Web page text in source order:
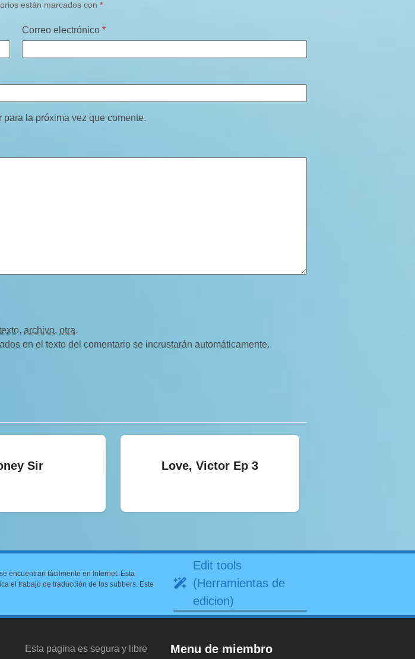
están marcados con *
Correo electrónico *
la próxima vez que comente.
, archivo, otra.
en el texto del comentario se incrustarán automáticamente.
Sir Love, Victor Ep 3
encuentran fácilmente en Internet. Esta
el trabajo de traducción de los subbers. Este
Edit tools
(Herramientas de
edicion)
Esta pagina es segura y libre
Menu de miembro